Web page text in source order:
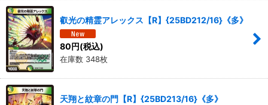
叡光の精霊アレックス【R】{25BD212/16}《多》
80円(税込)
在庫数 348枚
天翔と紋章の門【R】{25BD213/16}《多》